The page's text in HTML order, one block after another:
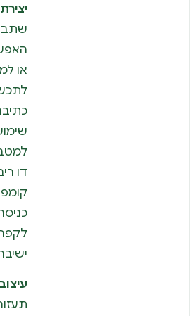
או
דו